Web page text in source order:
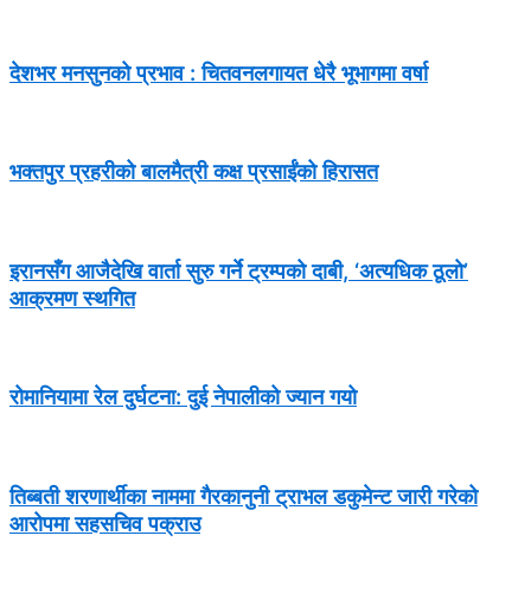
देशभर मनसुनको प्रभाव : चितवनलगायत धेरै भूभागमा वर्षा
भक्तपुर प्रहरीको बालमैत्री कक्ष प्रसाईंको हिरासत
इरानसँग आजैदेखि वार्ता सुरु गर्ने ट्रम्पको दाबी, ‘अत्यधिक ठूलो’
आक्रमण स्थगित
रोमानियामा रेल दुर्घटना: दुई नेपालीको ज्यान गयो
तिब्बती शरणार्थीका नाममा गैरकानुनी ट्राभल डकुमेन्ट जारी गरेको
आरोपमा सहसचिव पक्राउ